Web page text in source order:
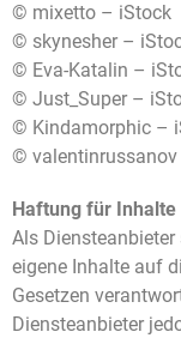
© mixetto – iStock
© skynesher –
© Eva-Katalin –
© Just_Super –
© Kindamorphic –
©
Haftung für Inhalte
Als
eigene Inhalte auf
Gesetzen
Diensteanbieter